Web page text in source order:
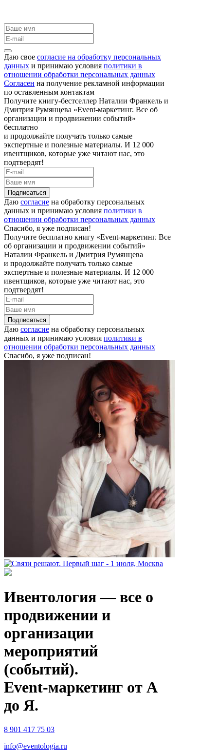
Даю свое согласие на обработку персональных
данных и принимаю условия политики в
отношении обработки персональных данных
Согласен на получение рекламной информации
по оставленным контактам
Получите книгу-бестселлер Наталии Франкель и
Дмитрия Румянцева «Event-маркетинг. Все об
организации и продвижении событий»
бесплатно
и продолжайте получать только самые
экспертные и полезные материалы. И 12 000
ивентщиков, которые уже читают нас, это
подтвердят!
Подписаться
Даю согласие на обработку персональных
данных и принимаю условия политики в
отношении обработки персональных данных
Спасибо, я уже подписан!
Получите бесплатно книгу «Event-маркетинг. Все
об организации и продвижении событий»
Наталии Франкель и Дмитрия Румянцева
и продолжайте получать только самые
экспертные и полезные материалы. И 12 000
ивентщиков, которые уже читают нас, это
подтвердят!
Подписаться
Даю согласие на обработку персональных
данных и принимаю условия политики в
отношении обработки персональных данных
Спасибо, я уже подписан!
Ивентология — все о
продвижении и
организации
мероприятий
(событий).
Event-маркетинг от А
до Я.
8 901 417 75 03
info@eventologia.ru